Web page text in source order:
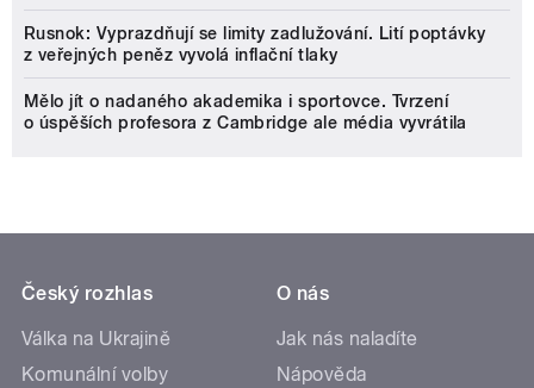
Rusnok: Vyprazdňují se limity zadlužování. Lití poptávky
z veřejných peněz vyvolá inflační tlaky
Mělo jít o nadaného akademika i sportovce. Tvrzení
o úspěších profesora z Cambridge ale média vyvrátila
Český rozhlas
Válka na Ukrajině
Komunální volby
O nás
Jak nás naladíte
Nápověda